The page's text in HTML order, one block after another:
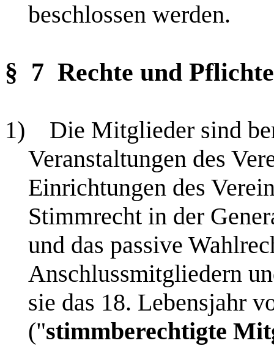
beschlossen werden.
§ 7 Rechte und
1)
Die Mitglieder sind
Veranstaltungen des
Einrichtungen des
Stimmrecht in der
und das passive
Anschlussmitgliedern
sie das 18. Lebensjahr
("stimmberechtigte